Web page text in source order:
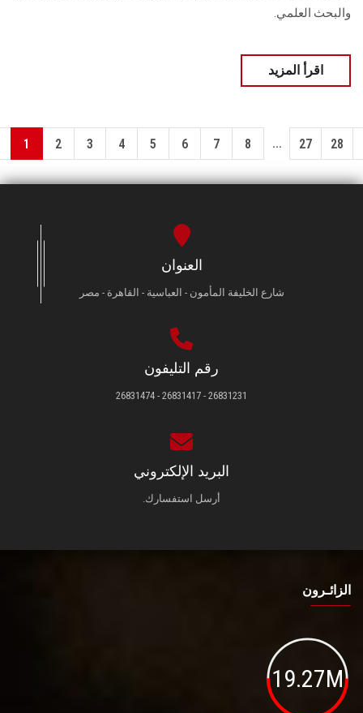
والبحث العلمي.
اقرأ المزيد
1 2 3 4 5 6 7 8 ... 27 28
العنوان
شارع الخليفة المأمون - العباسية - القاهرة - مصر
رقم التليفون
26831231 - 26831417 - 26831474
البريد الإلكتروني
أرسل استفسارك.
الزائـرون
19.27M